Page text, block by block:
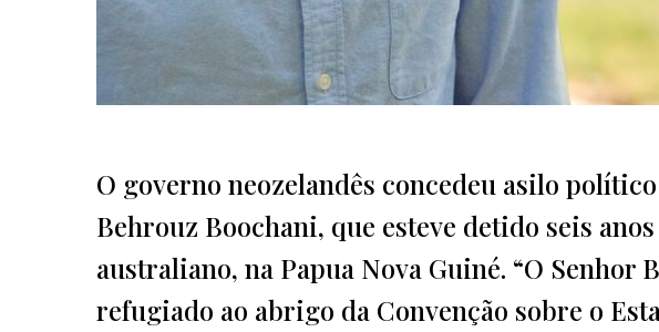
O governo neozelandês concedeu asilo
Behrouz Boochani, que esteve detido seis
australiano, na Papua Nova Guiné. “O
refugiado ao abrigo da Convenção sobre o